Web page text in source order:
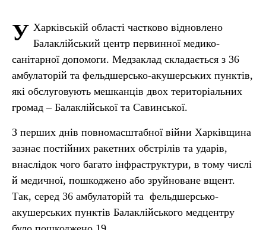
У Харківській області частково відновлено
Балаклійський центр первинної медико-
санітарної допомоги. Медзаклад складається з 36
амбулаторій та фельдшерсько-акушерських пунктів,
які обслуговують мешканців двох територіальних
громад – Балаклійської та Савинської.
З перших днів повномасштабної війни Харківщина
зазнає постійних ракетних обстрілів та ударів,
внаслідок чого багато інфраструктури, в тому числі
й медичної, пошкоджено або зруйноване вщент.
Так, серед 36 амбулаторій та фельдшерсько-
акушерських пунктів Балаклійського медцентру